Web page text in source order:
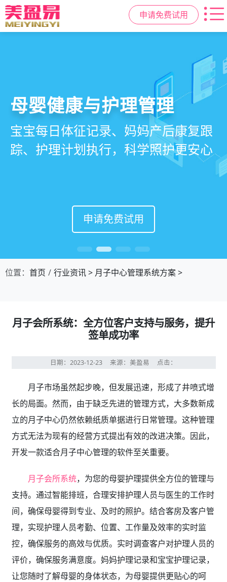
申请免费试用
智慧月子中心管理系统
一站式解决月子中心入住、护理、
餐饮、会员、财务、营销全流程管
理
申请免费试用
母婴健康与护理管理
宝宝每日体征记录、妈妈产后康复跟
踪、护理计划执行，科学照护更安心
申请免费试用
房态与预约管理
在线选房、预约入住、智能排房、资
源调度，提升入住率与客户满意度
申请免费试用
会员营销与智能锁客
会员积分、套餐定制、精准营销、客
户关怀，提升复购与转介绍
申请免费试用
位置： 首页 行业资讯> 月子中心管理系统方案>
月子会所系统：全方位客户支持与服务，提升
签单成功率
日期：2023-12-23 来源：美盈易 点击：
月子市场虽然起步晚，但发展迅速，形成了井喷式增
长的局面。然而，由于缺乏先进的管理方式，大多数新成
立的月子中心仍然依赖纸质单据进行日常管理。这种管理
方式无法为现有的经营方式提出有效的改进决策。因此，
开发一款适合月子中心管理的软件至关重要。
月子会所系统，为您的母婴护理提供全方位的管理与
支持。通过智能排班，合理安排护理人员与医生的工作时
间，确保母婴得到专业、及时的照护。结合客房及客户管
理，实现护理人员考勤、位置、工作量及效率的实时监
控，确保服务的高效与优质。实时调查客户对护理人员的
评价，确保服务满意度。妈妈护理记录和宝宝护理记录，
让您随时了解母婴的身体状态，为母婴提供更贴心的呵